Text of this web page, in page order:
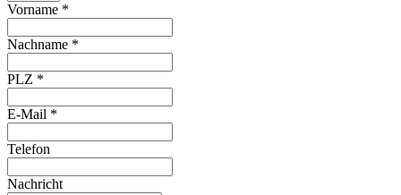
Vorname *
Nachname *
PLZ *
E-Mail *
Telefon
Nachricht